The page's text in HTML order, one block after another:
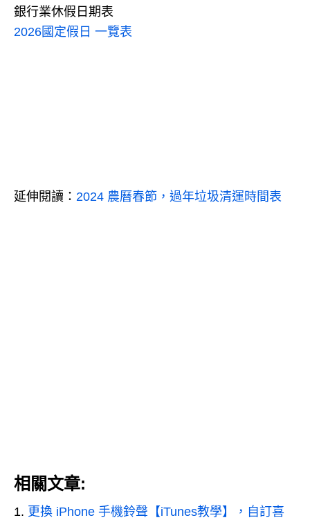
銀行業休假日期表
2026國定假日 一覽表
延伸閱讀： 2024 農曆春節，過年垃圾清運時間表
相關文章:
更換 iPhone 手機鈴聲【iTunes教學】，自訂喜